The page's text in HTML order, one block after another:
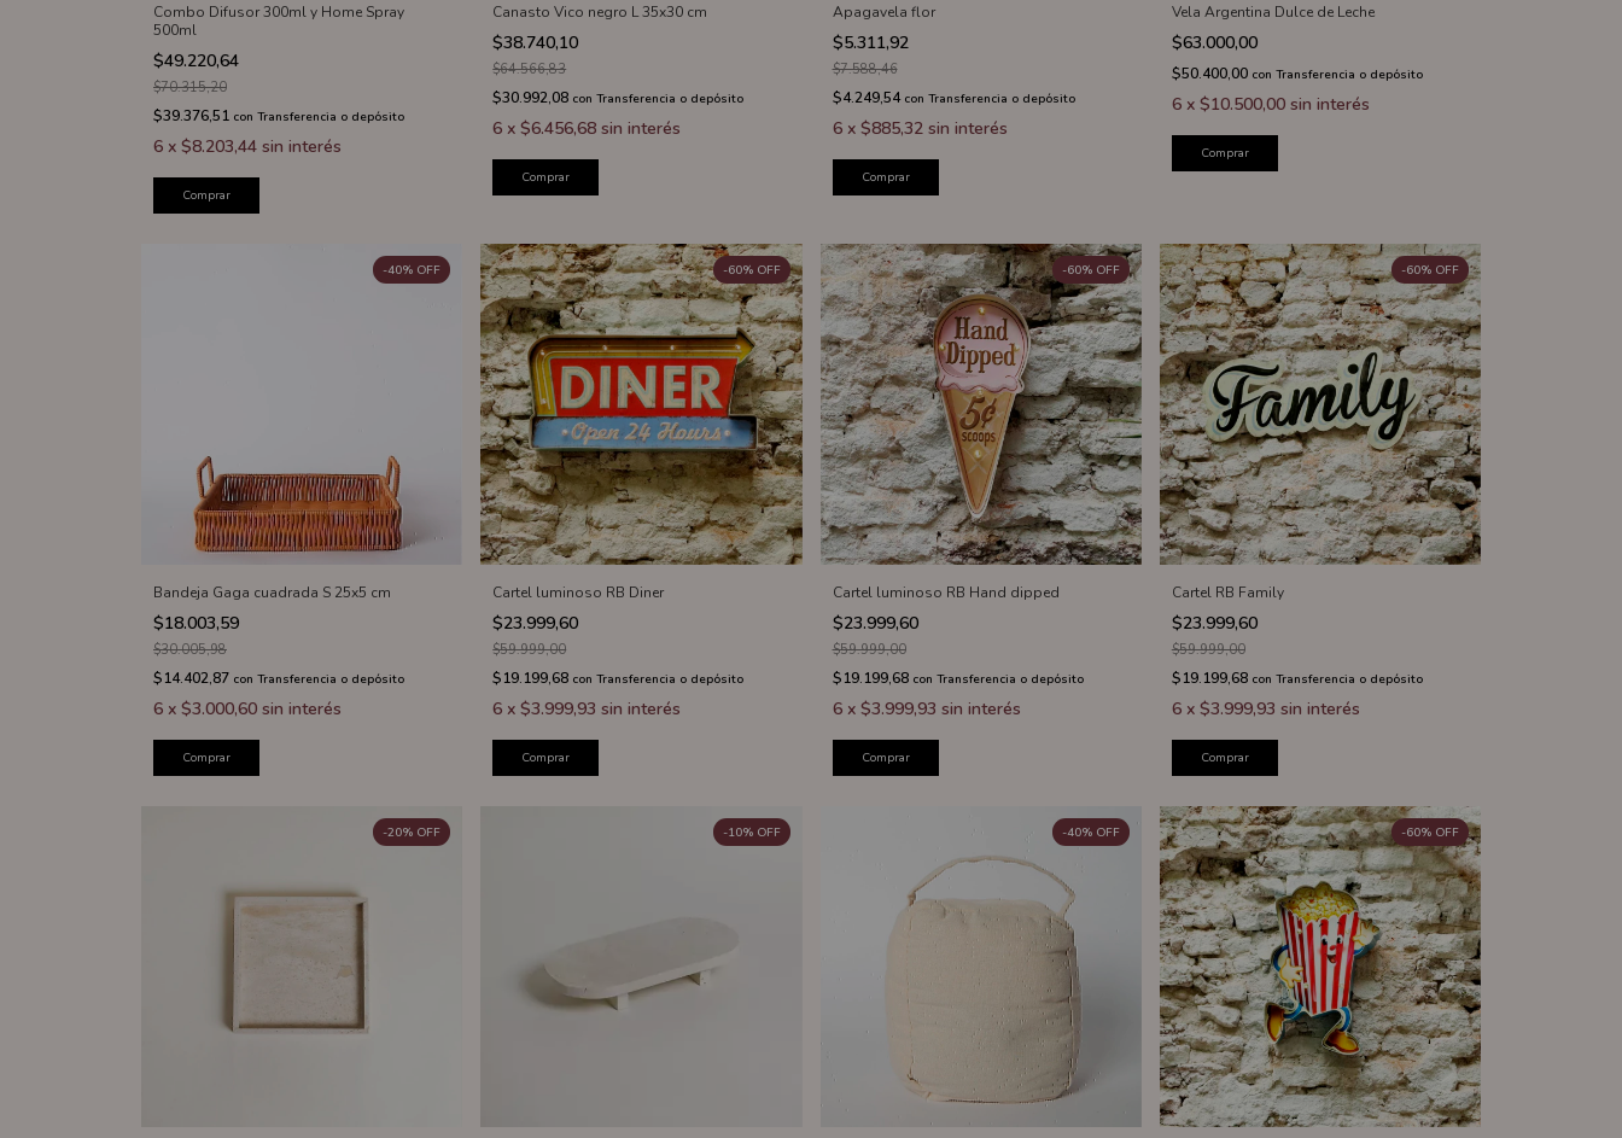
Combo Difusor 300ml y Home Spray
500ml
$49.220,64
$70.315,20
$39.376,51 con Transferencia o depósito
6 x $8.203,44 sin interés
Comprar
Canasto Vico negro L 35x30 cm
$38.740,10
$64.566,83
$30.992,08 con Transferencia o depósito
6 x$6.456,68 sin interés
Comprar
Apagavela flor
$5.311,92
$7.588,46
$4.249,54 con Transferencia o depósito
6 x $885,32 sin interés
Comprar
Vela Argentina Dulce de Leche
$63.000,00
$50.400,00 con Transferencia o depósito
6 x $10.500,00 sin interés
Comprar
Bandeja Gaga cuadrada S 25x5 cm
$18.003,59
-40% OFF
$30.005,98
$14.402,87 con Transferencia o depósito
6 x $3.000,60 sin interés
Comprar
Cartel luminoso RB Diner
$23.999,60
-60% OFF
$59.999,00
$19.199,68 con Transferencia o depósito
6 x$3.999,93 sin interés
Comprar
Cartel luminoso RB Hand dipped
$23.999,60
-60% OFF
$59.999,00
$19.199,68 con Transferencia o depósito
6 x $3.999,93 sin interés
Comprar
Cartel RB Family
$23.999,60
-60% OFF
$59.999,00
$19.199,68 con Transferencia o depósito
6 x $3.999,93 sin interés
Comprar
-20% OFF -10% OFF -40% OFF -60% OFF